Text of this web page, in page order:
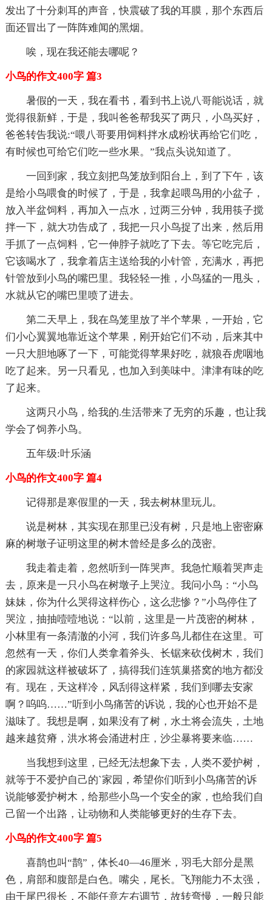
发出了十分刺耳的声音，快震破了我的耳膜，那个东西后
面还冒出了一阵阵难闻的黑烟。
唉，现在我还能去哪呢？
小鸟的作文400字 篇3
暑假的一天，我在看书，看到书上说八哥能说话，就
觉得很新鲜，于是，我叫爸爸帮我买了两只，小鸟买好，
爸爸转告我说:“喂八哥要用饲料拌水成粉状再给它们吃，
有时候也可给它们吃一些水果。”我点头说知道了。
一回到家，我立刻把鸟笼放到阳台上，到了下午，该
是给小鸟喂食的时候了，于是，我拿起喂鸟用的小盆子，
放入半盆饲料，再加入一点水，过两三分钟，我用筷子搅
拌一下，就大功告成了，我把一只小鸟捉了出来，然后用
手抓了一点饲料，它一伸脖子就吃了下去。等它吃完后，
它该喝水了，我拿着店主送给我的小针管，充满水，再把
针管放到小鸟的嘴巴里。我轻轻一推，小鸟猛的一甩头，
水就从它的嘴巴里喷了进去。
第二天早上，我在鸟笼里放了半个苹果，一开始，它
们小心翼翼地靠近这个苹果，刚开始它们不动，后来其中
一只大胆地啄了一下，可能觉得苹果好吃，就狼吞虎咽地
吃了起来。另一只看见，也加入到美味中。津津有味的吃
了起来。
这两只小鸟，给我的.生活带来了无穷的乐趣，也让我
学会了饲养小鸟。
五年级:叶乐涵
小鸟的作文400字 篇4
记得那是寒假里的一天，我去树林里玩儿。
说是树林，其实现在那里已没有树，只是地上密密麻
麻的树墩子证明这里的树木曾经是多么的茂密。
我走着走着，忽然听到一阵哭声。我急忙顺着哭声走
去，原来是一只小鸟在树墩子上哭泣。我问小鸟：“小鸟
妹妹，你为什么哭得这样伤心，这么悲惨？”小鸟停住了
哭泣，抽抽噎噎地说：“以前，这里是一片茂密的树林，
小林里有一条清澈的小河，我们许多鸟儿都住在这里。可
忽然有一天，你们人类拿着斧头、长锯来砍伐树木，我们
的家园就这样被破坏了，搞得我们连筑巢搭窝的地方都没
有。现在，天这样冷，风刮得这样紧，我们到哪去安家
啊？呜呜……”听到小鸟痛苦的诉说，我的心也开始不是
滋味了。我想是啊，如果没有了树，水土将会流失，土地
越来越贫瘠，洪水将会涌进村庄，沙尘暴将要来临……
当我想到这里，已经无法想象下去，人类不爱护树，
就等于不爱护自己的`家园，希望你们听到小鸟痛苦的诉
说能够爱护树木，给那些小鸟一个安全的家，也给我们自
己留一个出路，让动物和人类能够更好的生存下去。
小鸟的作文400字 篇5
喜鹊也叫“鹊”，体长40—46厘米，羽毛大部分是黑
色，肩部和腹部是白色。嘴尖，尾长。飞翔能力不太强，
由于尾巴很长，不能任意左右调节，故转弯慢，一般只能